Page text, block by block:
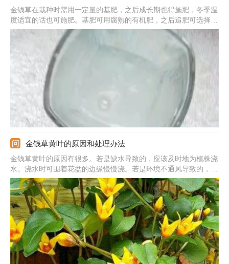
金钱草在栽种时需用一定量的基肥，之后成长期也得施肥，冬季温
度适宜的话也可施肥。基肥可用腐熟的有机肥，之后追肥可选择腐
熟的有机肥或者营养液。基肥需要跟基质混合一下，追肥所用的腐
熟有机肥可以埋入土中，营养液需要滴在水培金钱草的水中；根据
生长状态，每个月施肥两次左右比较合适。温度太高或者太多都别
施肥。
金钱草黄叶的原因和处理办法
金钱草黄叶的原因有很多。若是缺水导致的，应该及时地为植株浇
水。浇水时可围着花盆的边缘慢慢浇。若是环境不通风导致的，应
该改善通风条件，将之放在室外温暖的位置或阳台上来养。若是温
度过低导致的，需要将其放置在16-24℃之间的环境中养殖。